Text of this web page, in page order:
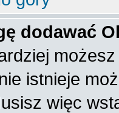
dodawać
istnieje
więc